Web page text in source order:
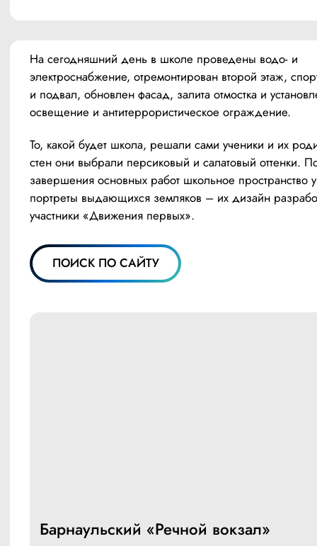
На сегодняшний день в школе проведены водо- и
электроснабжение, отремонтирован второй этаж,
и подвал, обновлен фасад, залита отмостка и
освещение и антитеррористическое ограждение.
То, какой будет школа, решали сами ученики и их
стен они выбрали персиковый и салатовый оттенки.
завершения основных работ школьное пространство
портреты выдающихся земляков – их дизайн
участники «Движения первых».
ПОИСК ПО САЙТУ
Барнаульский «Речной вокзал»